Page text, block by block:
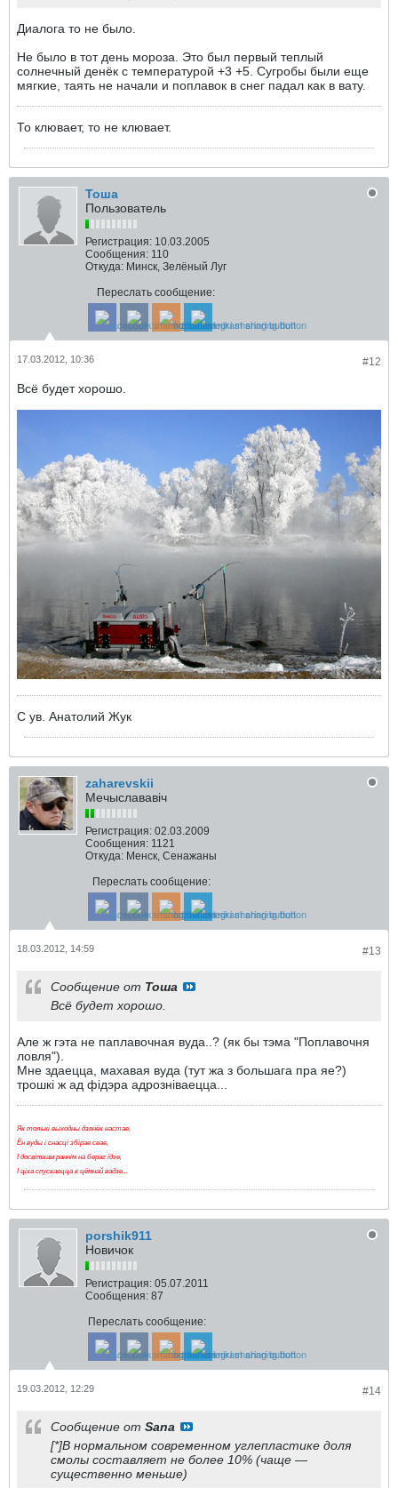
Диалога то не было.
Не было в тот день мороза. Это был первый теплый
солнечный денёк с температурой +3 +5. Сугробы были еще
мягкие, таять не начали и поплавок в снег падал как в вату.
То клювает, то не клювает.
Тоша
Пользователь
Регистрация: 10.03.2005
Сообщения: 110
Откуда: Минск, Зелёный Луг
Переслать сообщение:
#12
17.03.2012, 10:36
Всё будет хорошо.
С ув. Анатолий Жук
zaharevskii
Мечыслававіч
Регистрация: 02.03.2009
Сообщения: 1121
Откуда: Менск, Сенажаны
Переслать сообщение:
#13
18.03.2012, 14:59
Сообщение от Тоша
Всё будет хорошо.
Але ж гэта не паплавочная вуда..? (як бы тэма "Поплавочня
ловля").
Мне здаецца, махавая вуда (тут жа з большага пра яе?)
трошкі ж ад фідэра адрозніваецца...
Як толькі выходны дзянёк настае,
Ён вуды і снасці збірае свае,
І досвіткам раннім на бераг ідзе,
І ціха спускаецца к цёмнай вадзе...
porshik911
Новичок
Регистрация: 05.07.2011
Сообщения: 87
Переслать сообщение:
#14
19.03.2012, 12:29
Сообщение от Sana
[*]В нормальном современном углепластике доля
смолы составляет не более 10% (чаще —
существенно меньше)